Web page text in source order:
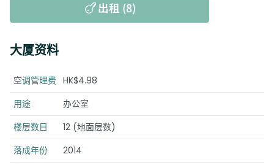
出租 (8)
大厦资料
空调管理费 HK$4.98
用途
办公室
楼层数目
12 (地面层数)
落成年份
2014